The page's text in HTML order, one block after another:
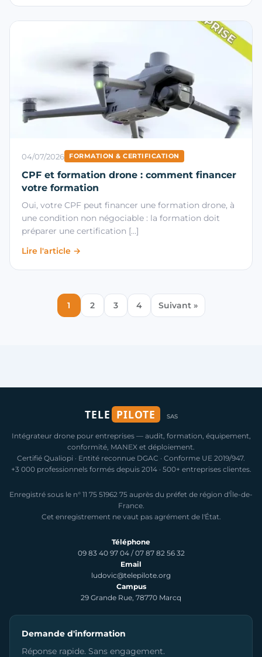
04/07/2026 FORMATION & CERTIFICATION
CPF et formation drone : comment financer
votre formation
Oui, votre CPF peut financer une formation drone, à
une condition non négociable : la formation doit
préparer une certification […]
Lire l'article →
1 2 3 4 Suivant »
TELE PILOTE SAS
Intégrateur drone pour entreprises — audit, formation, équipement,
conformité, MANEX et déploiement.
Certifié Qualiopi · Entité reconnue DGAC · Conforme UE 2019/947.
+3 000 professionnels formés depuis 2014 · 500+ entreprises clientes.
Enregistré sous le n° 11 75 51962 75 auprès du préfet de région d'Île-de-
France.
Cet enregistrement ne vaut pas agrément de l'État.
Téléphone
09 83 40 97 04 /07 87 82 56 32
Email
ludovic@telepilote.org
Campus
29 Grande Rue, 78770 Marcq
Demande d'information
Réponse rapide. Sans engagement.